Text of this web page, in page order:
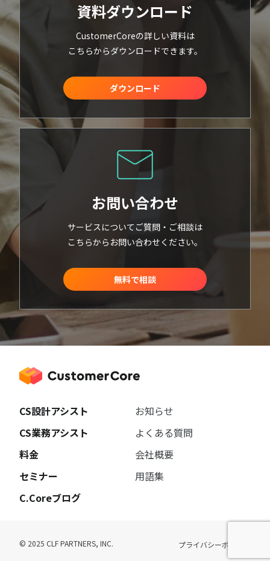
資料ダウンロード
CustomerCoreの詳しい資料は
こちらからダウンロードできます。
ダウンロード
お問い合わせ
サービスについてご質問・ご相談は
こちらからお問い合わせください。
無料で相談
CS設計アシスト
CS業務アシスト
料金
セミナー
C.Coreブログ
お知らせ
よくある質問
会社概要
用語集
© 2025 CLF PARTNERS, INC. プライバシーポリシー